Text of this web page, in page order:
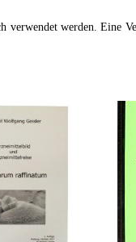
werden. Eine